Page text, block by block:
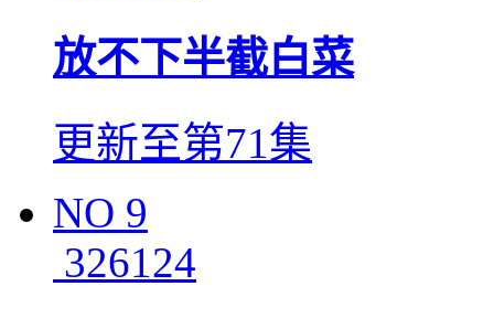
放不下半截白菜
更新至第71集
NO 9
326124